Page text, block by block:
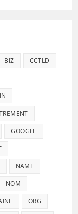
BIZ CCTLD
GOOGLE
NAME
NOM
ORG